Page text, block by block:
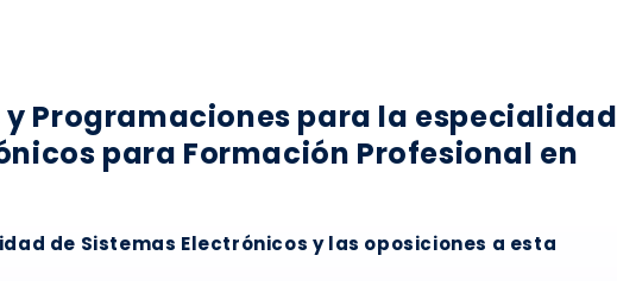
Programaciones para la especialidad
para Formación Profesional en
de Sistemas Electrónicos y las oposiciones a esta